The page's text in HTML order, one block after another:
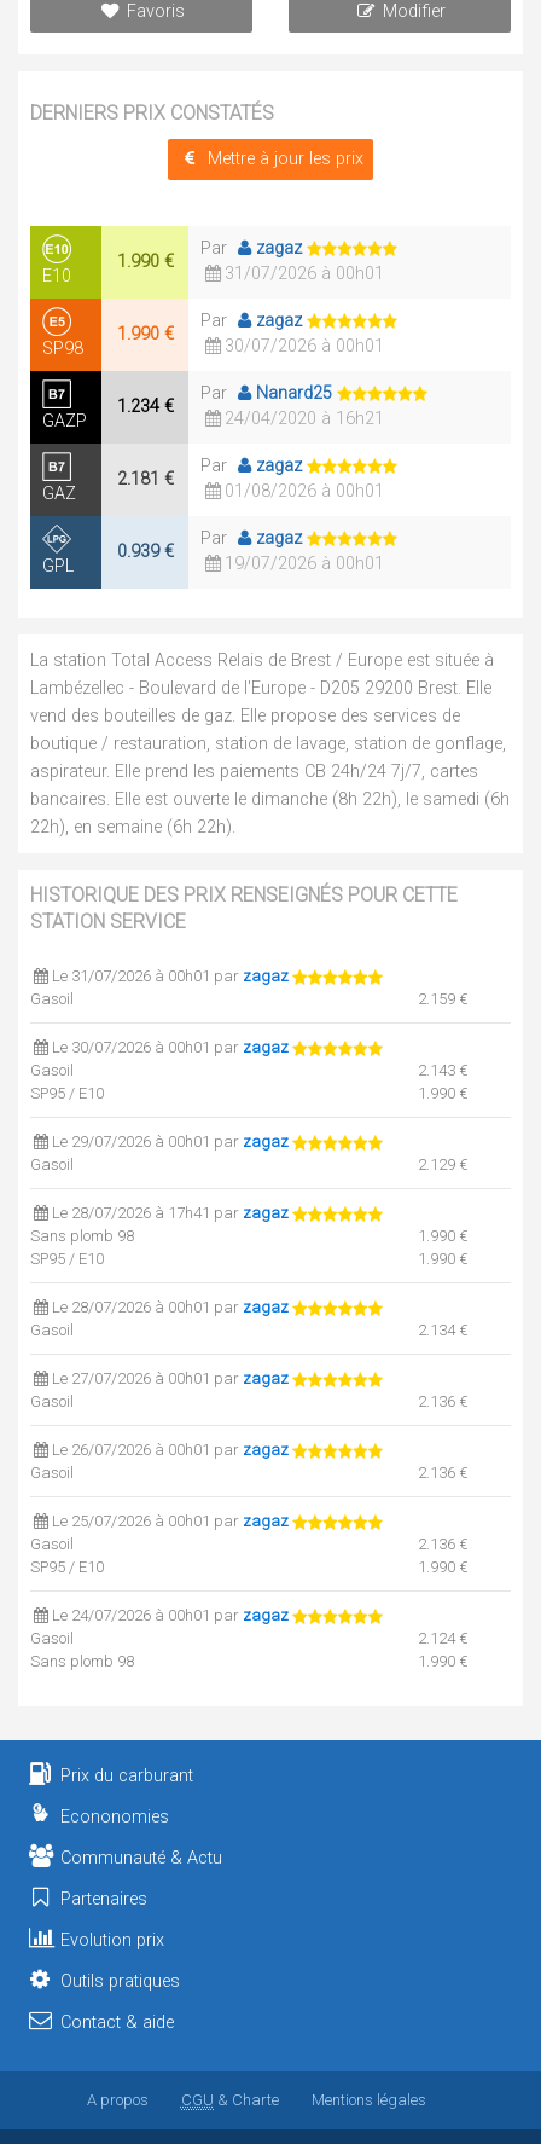
Favoris Modifier
DERNIERS PRIX CONSTATÉS
Mettre à jour les prix
E10
1.990 €
Par
zagaz
31/07/2026 à 00h01
SP98
1.990 €
Par
zagaz
30/07/2026 à 00h01
GAZP
1.234 €
Par
Nanard25
24/04/2020 à 16h21
GAZ
2.181 €
Par
zagaz
01/08/2026 à 00h01
GPL
0.939 €
Par
zagaz
19/07/2026 à 00h01
La station Total Access Relais de Brest / Europe est située à
Lambézellec - Boulevard de l'Europe - D205 29200 Brest. Elle
vend des bouteilles de gaz. Elle propose des services de
boutique / restauration, station de lavage, station de gonflage,
aspirateur. Elle prend les paiements CB 24h/24 7j/7, cartes
bancaires. Elle est ouverte le dimanche (8h 22h), le samedi (6h
22h), en semaine (6h 22h).
HISTORIQUE DES PRIX RENSEIGNÉS POUR CETTE
STATION SERVICE
Le 31/07/2026 à 00h01 par zagaz
Gasoil
2.159 €
Le 30/07/2026 à 00h01 par zagaz
Gasoil
2.143 €
SP95 / E10
1.990 €
Le 29/07/2026 à 00h01 par zagaz
Gasoil
2.129 €
Le 28/07/2026 à 17h41 par zagaz
Sans plomb 98
1.990 €
SP95 / E10
1.990 €
Le 28/07/2026 à 00h01 par zagaz
Gasoil
2.134 €
Le 27/07/2026 à 00h01 par zagaz
Gasoil
2.136 €
Le 26/07/2026 à 00h01 par zagaz
Gasoil
2.136 €
Le 25/07/2026 à 00h01 par zagaz
Gasoil
2.136 €
SP95 / E10
1.990 €
Le 24/07/2026 à 00h01 par zagaz
Gasoil
2.124 €
Sans plomb 98
1.990 €
Sans plomb 98
SP95 / E10
Le 21/07/2026 à 07h50 par
Gasoil
Sans plomb 98
Gasoil
Le 17/07/2026 à 17h04 parzagaz
Prix du carburant
Econonomies
Communauté & Actu
Partenaires
Evolution prix
Outils pratiques
Contact & aide
A propos CGU & Charte Mentions légales